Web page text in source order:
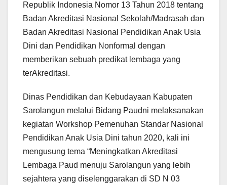
Republik Indonesia Nomor 13 Tahun 2018 tentang
Badan Akreditasi Nasional Sekolah/Madrasah dan
Badan Akreditasi Nasional Pendidikan Anak Usia
Dini dan Pendidikan Nonformal dengan
memberikan sebuah predikat lembaga yang
terAkreditasi.
Dinas Pendidikan dan Kebudayaan Kabupaten
Sarolangun melalui Bidang Paudni melaksanakan
kegiatan Workshop Pemenuhan Standar Nasional
Pendidikan Anak Usia Dini tahun 2020, kali ini
mengusung tema “Meningkatkan Akreditasi
Lembaga Paud menuju Sarolangun yang lebih
sejahtera yang diselenggarakan di SD N 03